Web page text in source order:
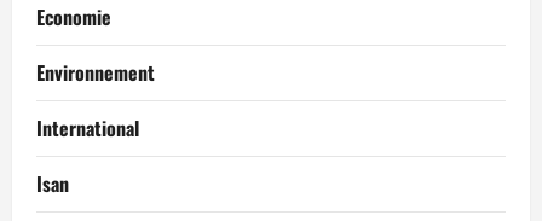
Economie
Environnement
International
Isan